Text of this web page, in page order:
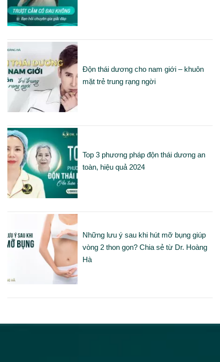
Độn thái dương cho nam giới – khuôn
mặt trẻ trung rạng ngời
Top 3 phương pháp độn thái dương an
toàn, hiệu quả 2024
Những lưu ý sau khi hút mỡ bụng giúp
vòng 2 thon gọn? Chia sẻ từ Dr. Hoàng
Hà